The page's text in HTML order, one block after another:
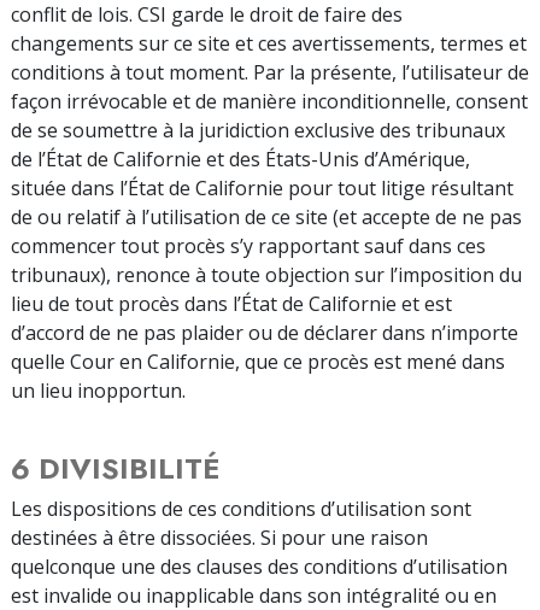
conflit de lois. CSI garde le droit de faire des
changements sur ce site et ces avertissements, termes et
conditions à tout moment. Par la présente, l’utilisateur de
façon irrévocable et de manière inconditionnelle, consent
de se soumettre à la juridiction exclusive des tribunaux
de l’État de Californie et des États-Unis d’Amérique,
située dans l’État de Californie pour tout litige résultant
de ou relatif à l’utilisation de ce site (et accepte de ne pas
commencer tout procès s’y rapportant sauf dans ces
tribunaux), renonce à toute objection sur l’imposition du
lieu de tout procès dans l’État de Californie et est
d’accord de ne pas plaider ou de déclarer dans n’importe
quelle Cour en Californie, que ce procès est mené dans
un lieu inopportun.
6 DIVISIBILITÉ
Les dispositions de ces conditions d’utilisation sont
destinées à être dissociées. Si pour une raison
quelconque une des clauses des conditions d’utilisation
est invalide ou inapplicable dans son intégralité ou en